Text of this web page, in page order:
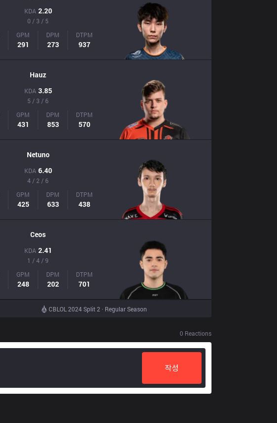
KDA 2.20
0 / 3 / 5
GPM
291
DPM
273
DTPM
937
Hauz
KDA 3.85
5 / 3 / 6
GPM
431
DPM
853
DTPM
570
Netuno
KDA 6.40
4 / 2 / 6
GPM
425
DPM
633
DTPM
438
Ceos
KDA 2.41
1 / 4 / 9
GPM
248
DPM
202
DTPM
701
CBLOL 2024 Split 2 · Regular Season
0 Reactions
작성